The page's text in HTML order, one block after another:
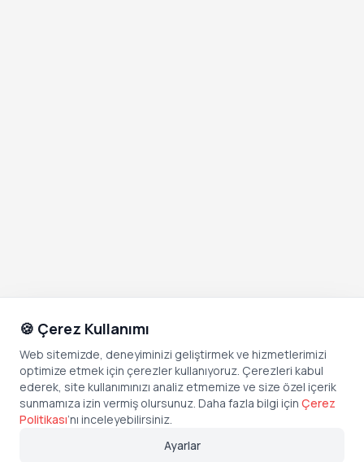
🍪 Çerez Kullanımı
Web sitemizde, deneyiminizi geliştirmek ve hizmetlerimizi
optimize etmek için çerezler kullanıyoruz. Çerezleri kabul
ederek, site kullanımınızı analiz etmemize ve size özel içerik
sunmamıza izin vermiş olursunuz. Daha fazla bilgi için Çerez
Politikası’nı inceleyebilirsiniz.
Ayarlar